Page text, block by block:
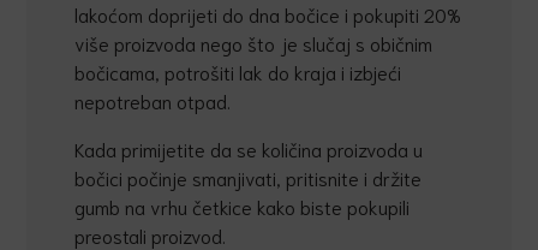
lakoćom doprijeti do dna bočice i pokupiti 20%
više proizvoda nego što je slučaj s običnim
bočicama, potrošiti lak do kraja i izbjeći
nepotreban otpad.
Kada primijetite da se količina proizvoda u
bočici počinje smanjivati, pritisnite i držite
gumb na vrhu četkice kako biste pokupili
preostali proizvod.